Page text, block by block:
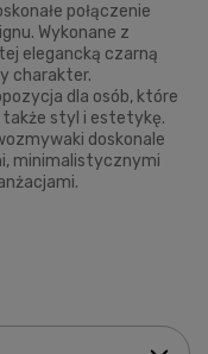
połączenie
Wykonane z
elegancką czarną
charakter.
dla osób, które
także styl i estetykę.
doskonale
minimalistycznymi